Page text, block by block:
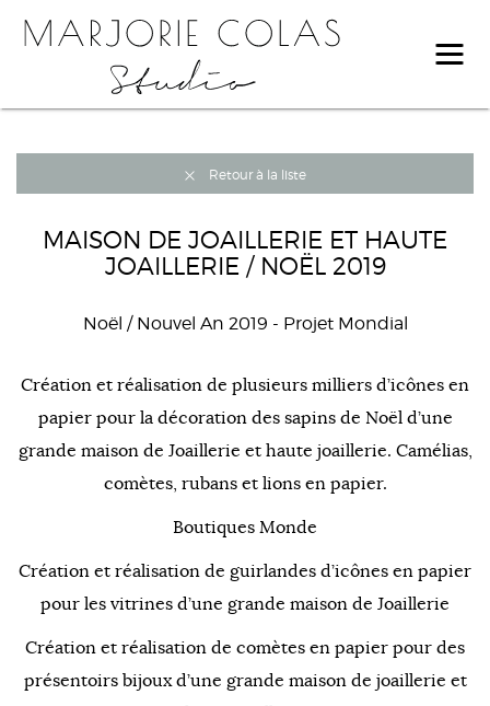
Retour à la liste
MAISON DE JOAILLERIE ET HAUTE
JOAILLERIE / NOËL 2019
Noël / Nouvel An 2019 - Projet Mondial
Création et réalisation de plusieurs milliers d’icônes en
papier pour la décoration des sapins de Noël d’une
grande maison de Joaillerie et haute joaillerie. Camélias,
comètes, rubans et lions en papier.
Boutiques Monde
Création et réalisation de guirlandes d’icônes en papier
pour les vitrines d’une grande maison de Joaillerie
Création et réalisation de comètes en papier pour des
présentoirs bijoux d’une grande maison de joaillerie et